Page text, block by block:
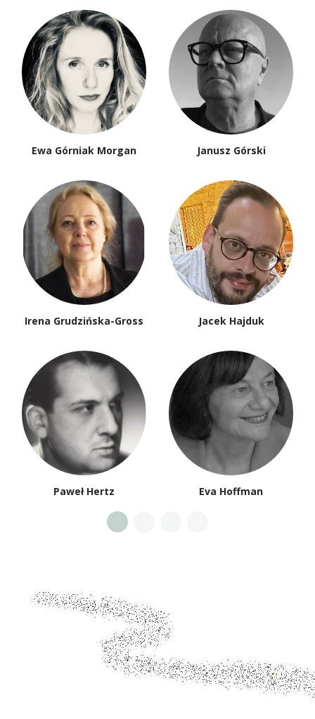
Ewa Górniak Morgan Janusz Górski
Irena Grudzińska-Gross Jacek Hajduk
Paweł Hertz Eva Hoffman